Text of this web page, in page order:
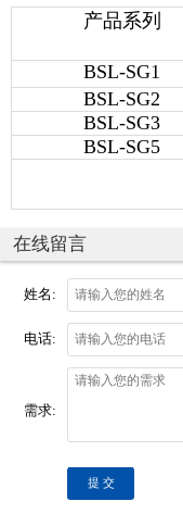
产品系列
BSL-SG1
BSL-SG2
BSL-SG3
BSL-SG5
在线留言
姓名:
电话:
需求:
提 交